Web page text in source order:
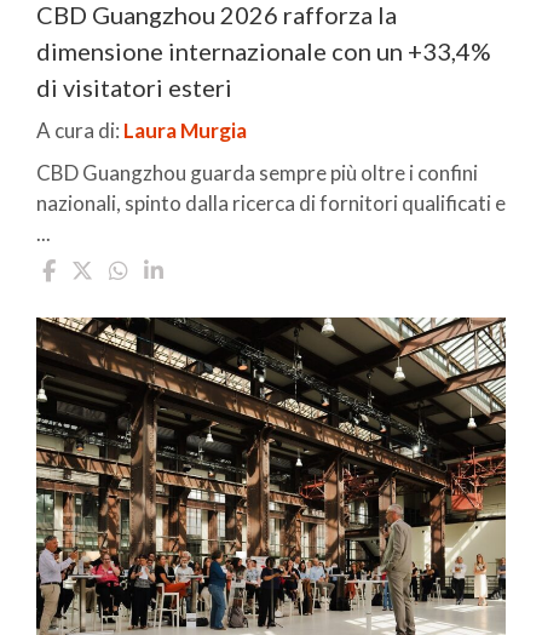
CBD Guangzhou 2026 rafforza la
dimensione internazionale con un +33,4%
di visitatori esteri
A cura di: Laura Murgia
CBD Guangzhou guarda sempre più oltre i confini
nazionali, spinto dalla ricerca di fornitori qualificati e
...